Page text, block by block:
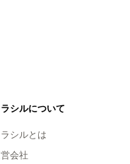
シルについて
シルとは
会社